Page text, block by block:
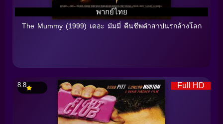
พากย์ไทย
The Mummy (1999) เดอะ มัมมี่ คืนชีพคำสาปนรกล้างโลก
Full HD
8.8